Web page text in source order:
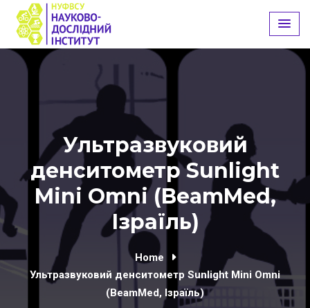
content
Ультразвуковий
денситометр Sunlight
Mini Omni (BeamMed,
Ізраїль)
Home
Ультразвуковий денситометр Sunlight Mini Omni
(BeamMed, Ізраїль)